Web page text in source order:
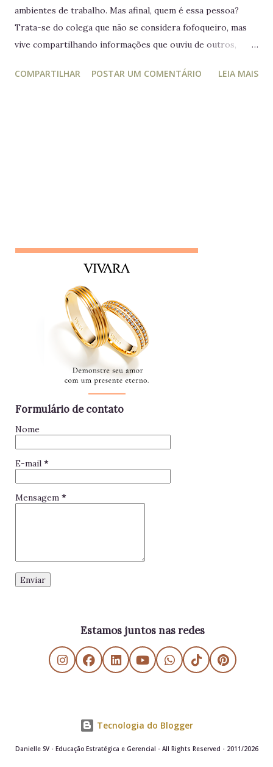
ambientes de trabalho. Mas afinal, quem é essa pessoa?
Trata-se do colega que não se considera fofoqueiro, mas
vive compartilhando informações que ouviu de outros,
prática, ele manipula e desagrega, usando informações
e está sempre metida em confusões. Colegas assim
raramente contribuem para a equipe - mantenha distância e
foque no seu trabalho. Impac...
COMPARTILHAR POSTAR UM COMENTÁRIO LEIA MAIS
Formulário de contato
Nome
E-mail *
Mensagem *
Estamos juntos nas redes
Tecnologia do Blogger
Danielle SV - Educação Estratégica e Gerencial - All Rights Reserved - 2011/2026